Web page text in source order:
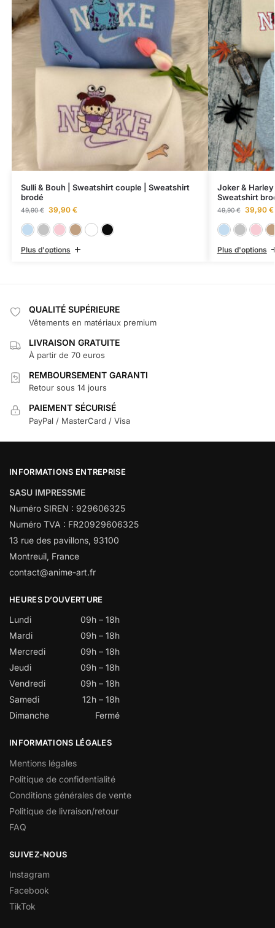
Sulli & Bouh | Sweatshirt couple | Sweatshirt
brodé
49,90€ 39,90 €
Bleu cielGris chiné
Plus d'options
Joker &
Sweatshirt
49,90€ 39,90 €
Plus d'options
QUALITÉ SUPÉRIEURE
Vêtements en matériaux premium
LIVRAISON GRATUITE
À partir de 70 euros
REMBOURSEMENT GARANTI
Retour sous 14 jours
PAIEMENT SÉCURISÉ
PayPal / MasterCard / Visa
INFORMATIONS ENTREPRISE
SASU IMPRESSME
Numéro SIREN : 929606325
Numéro TVA : FR20929606325
13 rue des pavillons, 93100
Montreuil, France
contact@anime-art.fr
HEURES D’OUVERTURE
Lundi
09h – 18h
Mardi
09h – 18h
Mercredi
09h – 18h
Jeudi
09h – 18h
Vendredi
09h – 18h
Samedi
12h – 18h
Dimanche
Fermé
INFORMATIONS LÉGALES
Mentions légales
Politique de confidentialité
Conditions générales de vente
Politique de livraison/retour
FAQ
SUIVEZ-NOUS
Instagram
Facebook
TikTok